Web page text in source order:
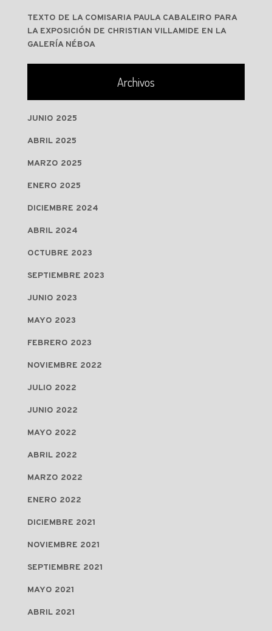
TEXTO DE LA COMISARIA PAULA CABALEIRO PARA
LA EXPOSICIÓN DE CHRISTIAN VILLAMIDE EN LA
GALERÍA NÉBOA
Archivos
JUNIO 2025
ABRIL 2025
MARZO 2025
ENERO 2025
DICIEMBRE 2024
ABRIL 2024
OCTUBRE 2023
SEPTIEMBRE 2023
JUNIO 2023
MAYO 2023
FEBRERO 2023
NOVIEMBRE 2022
JULIO 2022
JUNIO 2022
MAYO 2022
ABRIL 2022
MARZO 2022
ENERO 2022
DICIEMBRE 2021
NOVIEMBRE 2021
SEPTIEMBRE 2021
MAYO 2021
ABRIL 2021